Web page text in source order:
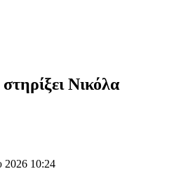
Νικόλα
2026 10:24